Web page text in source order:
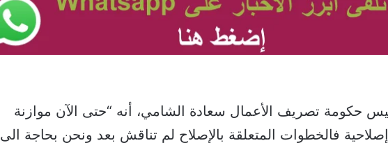
حكومة تصريف الأعمال سعادة الشامي، أنه “حتى الآن موازنة
إصلاحية فالخطوات المتعلقة بالإصلاح لم تناقش بعد ونحن بحاجة الى